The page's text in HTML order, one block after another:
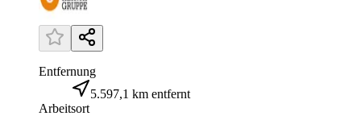
Entfernung
5.597,1 km entfernt
Arbeitsort